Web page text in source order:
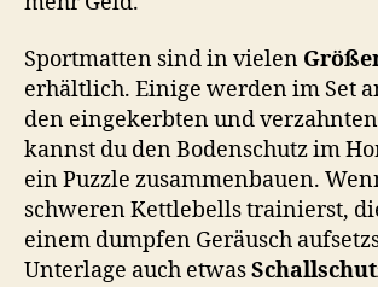
Sportmatten sind in vielen
erhältlich. Einige werden im Set
den eingekerbten und verzahnten
kannst du den Bodenschutz im
ein Puzzle zusammenbauen.
schweren Kettlebells trainierst,
einem dumpfen Geräusch
Unterlage auch etwas